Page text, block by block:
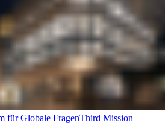
für Globale FragenThird Mission